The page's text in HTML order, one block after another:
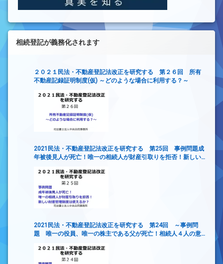
相続登記が義務化されます
２０２１民法・不動産登記法改正を研究する 第２６回 所有
不動産記録証明制度(仮) ～どのような場合に利用する？～
2021民法・不動産登記法改正を研究する 第25回 事例問題成
年被後見人が死亡！唯一の相続人が財産引取りを拒否！新しい
2021民法・不動産登記法改正を研究する 第24回 ～事例問
題 唯一の役員、唯一の株主である父が死亡！相続人４人の意